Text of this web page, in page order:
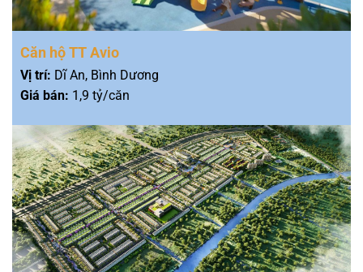
Căn hộ TT Avio
Vị trí: Dĩ An, Bình Dương
Giá bán: 1,9 tỷ/căn